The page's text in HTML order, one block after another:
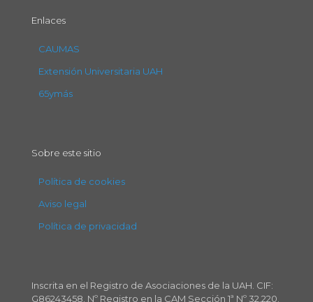
Enlaces
CAUMAS
Extensión Universitaria UAH
65ymás
Sobre este sitio
Política de cookies
Aviso legal
Política de privacidad
Inscrita en el Registro de Asociaciones de la UAH. CIF:
G86243458. Nº Registro en la CAM Sección 1ª Nº 32.220.